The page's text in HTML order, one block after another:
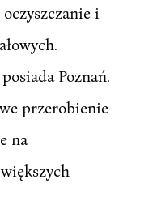
i
Poznań.
przerobienie
na